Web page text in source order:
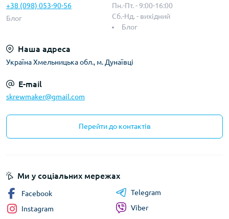
+38 (098) 053-90-56
Блог
Пн.-Пт. - 9:00-16:00
Сб.-Нд. - вихідний
Блог
Наша адреса
Україна Хмельницька обл., м. Дунаївці
E-mail
skrewmaker@gmail.com
Перейти до контактів
Ми у соціальних мережах
Facebook
Instagram
Telegram
Viber